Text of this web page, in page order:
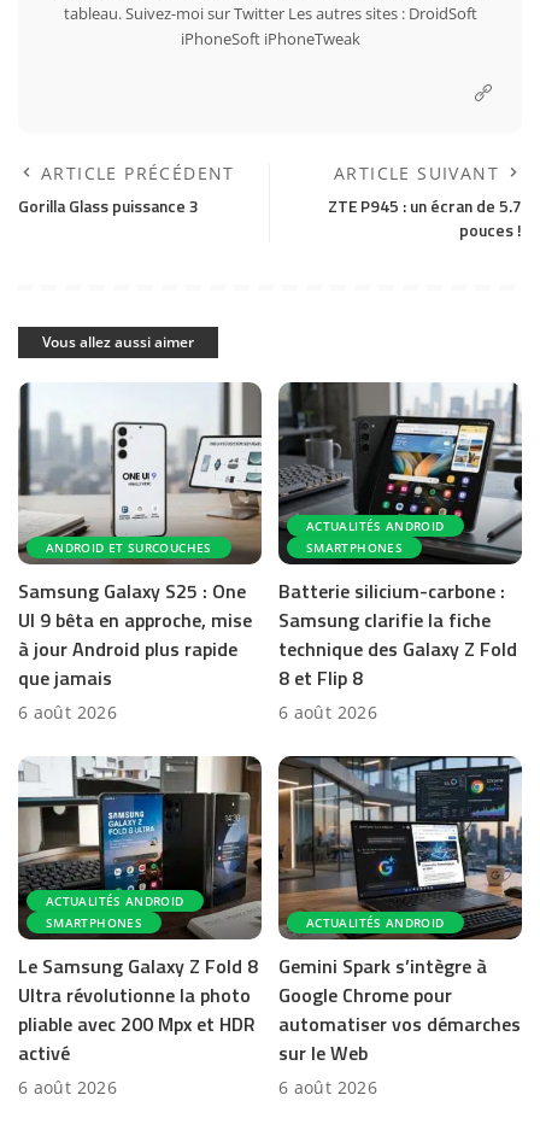
tableau. Suivez-moi surTwitterLes autres sites : DroidSoft
iPhoneSoft iPhoneTweak
ARTICLE PRÉCÉDENT
Gorilla Glass puissance 3
ARTICLE SUIVANT
ZTE P945 : un écran de 5.7
pouces !
Vous allez aussi aimer
ANDROID ET SURCOUCHES
Samsung Galaxy S25 : One
UI 9 bêta en approche, mise
à jour Android plus rapide
que jamais
6 août 2026
ACTUALITÉS ANDROID
SMARTPHONES
Batterie silicium-carbone :
Samsung clarifie la fiche
technique des Galaxy Z Fold
8 et Flip 8
6 août 2026
ACTUALITÉS ANDROID
SMARTPHONES
Le Samsung Galaxy Z Fold 8
Ultra révolutionne la photo
pliable avec 200 Mpx et HDR
activé
6 août 2026
ACTUALITÉS ANDROID
Gemini Spark s’intègre à
Google Chrome pour
automatiser vos démarches
sur le Web
6 août 2026